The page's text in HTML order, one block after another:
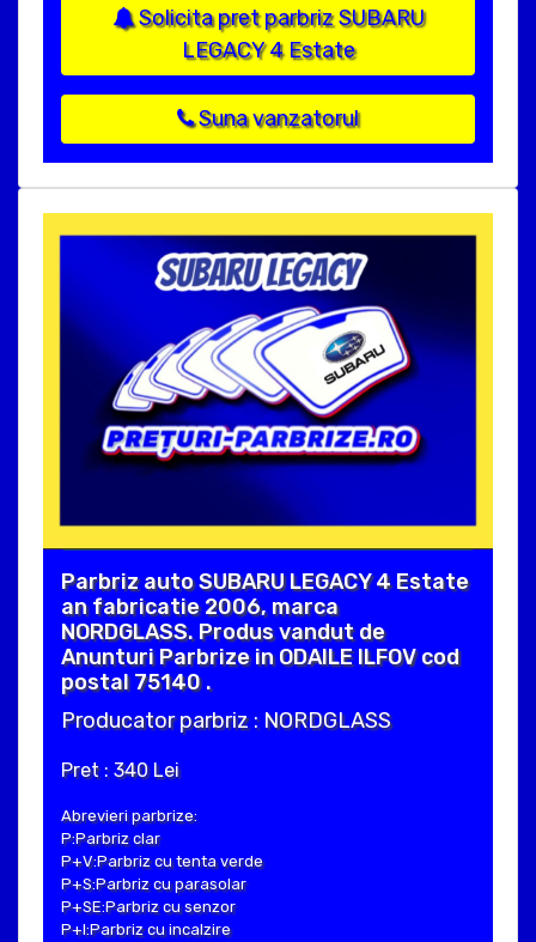
Solicita pret parbriz SUBARU
LEGACY 4 Estate
Suna vanzatorul
Parbriz auto SUBARU LEGACY 4 Estate
an fabricatie 2006, marca
NORDGLASS. Produs vandut de
Anunturi Parbrize in ODAILE ILFOV cod
postal 75140 .
Producator parbriz : NORDGLASS
Pret : 340 Lei
Abrevieri parbrize:
P:Parbriz clar
P+V:Parbriz cu tenta verde
P+S:Parbriz cu parasolar
P+SE:Parbriz cu senzor
P+I:Parbriz cu incalzire